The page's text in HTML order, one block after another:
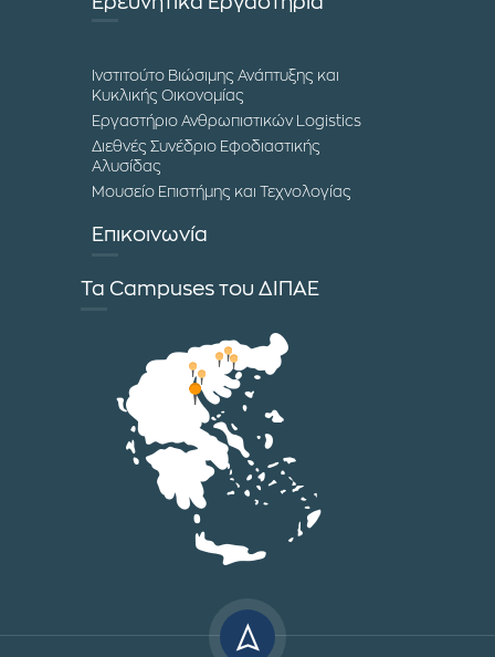
Ινστιτούτο Βιώσιμης Ανάπτυξης και
Κυκλικής Οικονομίας
Εργαστήριο Ανθρωπιστικών Logistics
Διεθνές Συνέδριο Εφοδιαστικής
Αλυσίδας
Μουσείο Επιστήμης και Τεχνολογίας
Επικοινωνία
Τα Campuses του ΔΙΠΑΕ